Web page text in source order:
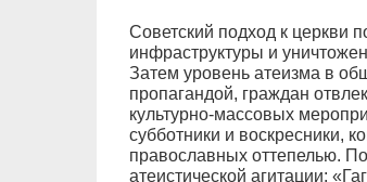
Советский подход к церкви
инфраструктуры и
Затем уровень атеизма в
пропагандой, граждан
культурно-массовых
субботники и воскресники,
православных оттепелью.
атеистической агитации: